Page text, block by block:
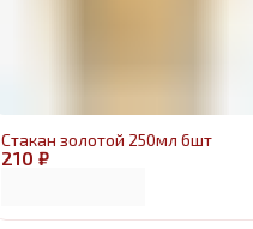
210 ₽
Стакан золотой 250мл 6шт